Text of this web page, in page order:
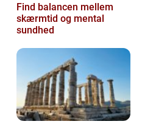
Find balancen mellem
skærmtid og mental
sundhed